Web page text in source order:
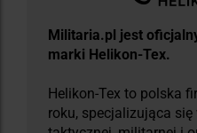
Militaria.pl jest
marki Helikon-Tex.
Helikon-Tex to polska
roku, specjalizująca